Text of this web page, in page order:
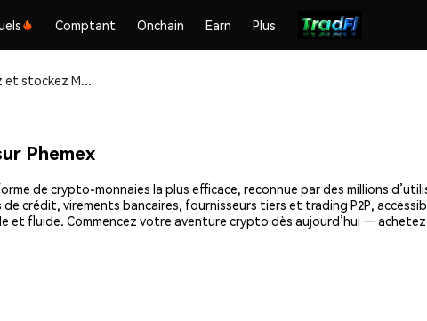
Comptant Onchain Earn Plus
Achetez et stockez Maker Flip (MKF) en toute sécurité
Phemex
de crypto-monnaies la plus efficace, reconnue par des millions
crédit, virements bancaires, fournisseurs tiers et trading P2P,
et fluide. Commencez votre aventure crypto dès aujourd’hui —